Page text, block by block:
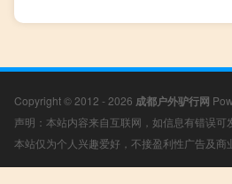
Copyright © 2012 - 2026 成都户外驴行网
声明：本站内容来自互联网，如信息有错误
本站仅为个人兴趣爱好，不接盈利性广告及商